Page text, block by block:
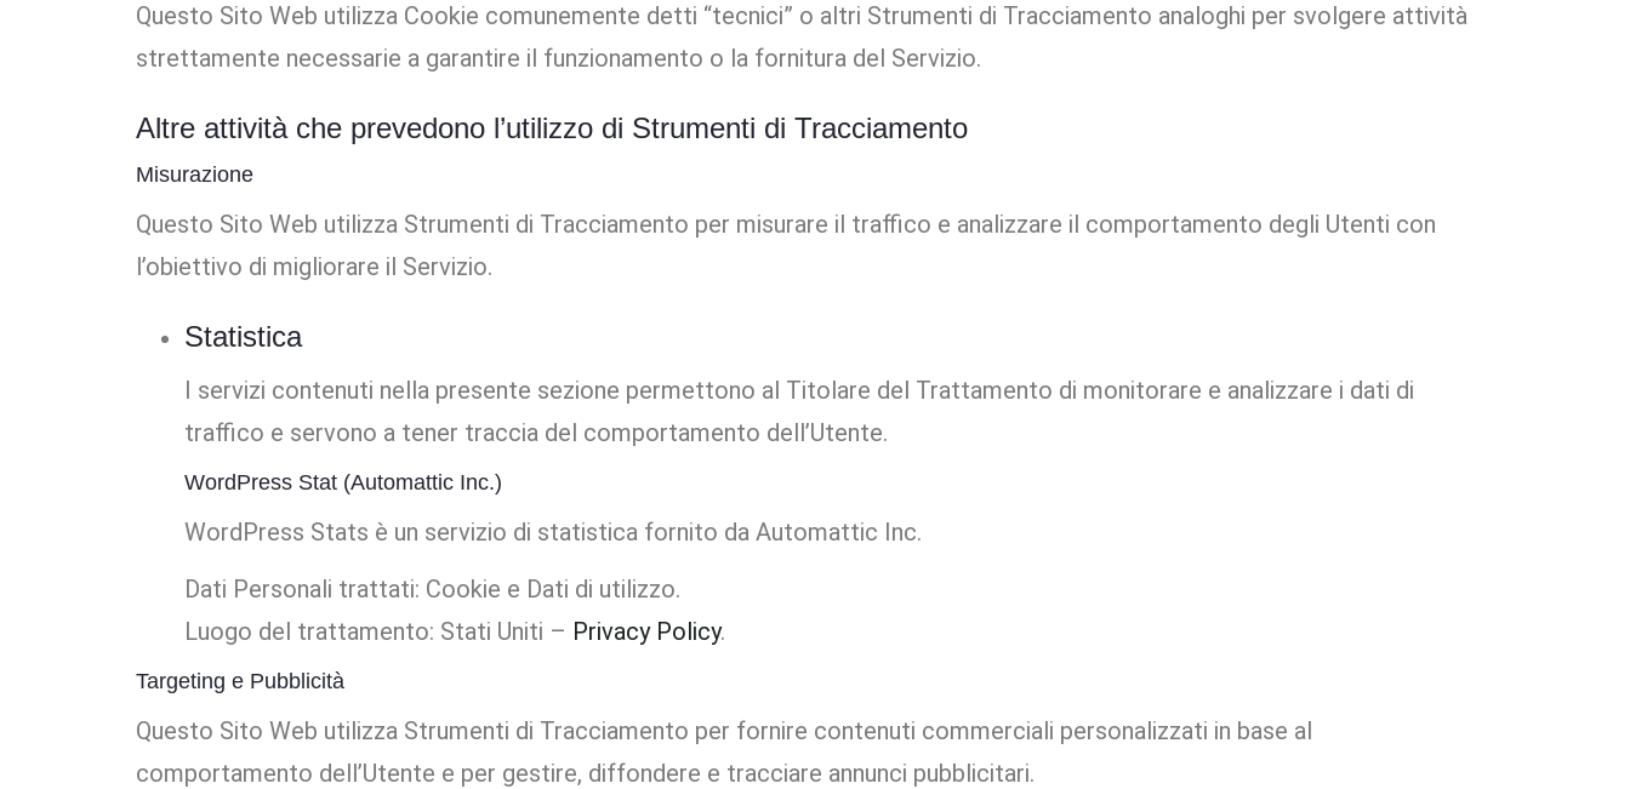
Questo Sito Web utilizza Cookie comunemente detti “tecnici” o altri Strumenti di Tracciamento analoghi per svolgere attività
strettamente necessarie a garantire il funzionamento o la fornitura del Servizio.
Altre attività che prevedono l’utilizzo di Strumenti di Tracciamento
Misurazione
Questo Sito Web utilizza Strumenti di Tracciamento per misurare il traffico e analizzare il comportamento degli Utenti con
l’obiettivo di migliorare il Servizio.
Statistica
I servizi contenuti nella presente sezione permettono al Titolare del Trattamento di monitorare e analizzare i dati di
traffico e servono a tener traccia del comportamento dell’Utente.
WordPress Stat (Automattic Inc.)
WordPress Stats è un servizio di statistica fornito da Automattic Inc.
Dati Personali trattati: Cookie e Dati di utilizzo.
Luogo del trattamento: Stati Uniti – Privacy Policy.
Targeting e Pubblicità
Questo Sito Web utilizza Strumenti di Tracciamento per fornire contenuti commerciali personalizzati in base al
comportamento dell’Utente e per gestire, diffondere e tracciare annunci pubblicitari.